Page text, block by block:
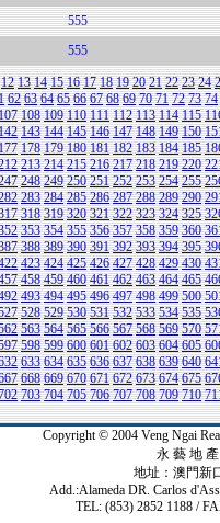
555
555
12 13 14 15 16 17 18 19 20 21 22 23 24
62 63 64 65 66 67 68 69 70 71 72 73 74
108 109 110 111 112 113 114 115
143 144 145 146 147 148 149 150
178 179 180 181 182 183 184 185
213 214 215 216 217 218 219 220
248 249 250 251 252 253 254 255
283 284 285 286 287 288 289 290
318 319 320 321 322 323 324 325
353 354 355 356 357 358 359 360
388 389 390 391 392 393 394 395
423 424 425 426 427 428 429 430
458 459 460 461 462 463 464 465
493 494 495 496 497 498 499 500
528 529 530 531 532 533 534 535
563 564 565 566 567 568 569 570
598 599 600 601 602 603 604 605
633 634 635 636 637 638 639 640
668 669 670 671 672 673 674 675
703 704 705 706 707 708 709 710
Copyright © 2004 Veng Ngai
永 藝 地
地址：澳門新
Add.:Alameda DR. Carlos
TEL: (853) 2852 1188 /